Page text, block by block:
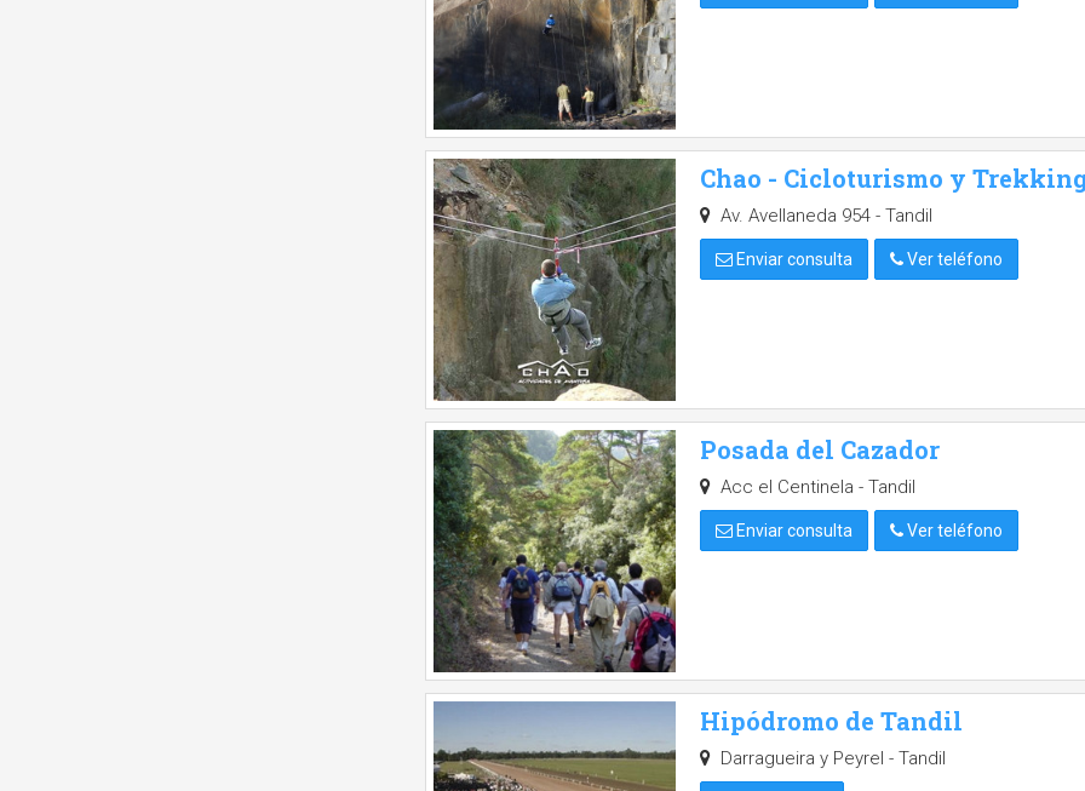
Chao - Cicloturismo y
Av. Avellaneda 954 - Tandil
Enviar consulta Ver teléfono
Posada del Cazador
Acc el Centinela - Tandil
Enviar consulta Ver teléfono
Hipódromo de Tandil
Darragueira y Peyrel - Tandil